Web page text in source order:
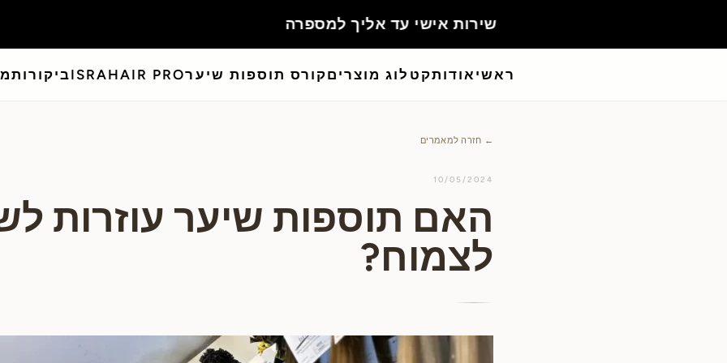
ראשי אודותקטלוג מוצריםקורס תוספות שיערISRAHAIR PROביקורות
← חזרה למאמרים
10/05/2024
האם תוספות שיער עוזרות
לצמוח?